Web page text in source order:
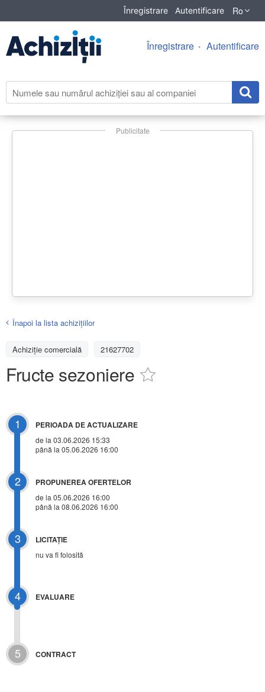
Înregistrare Autentificare Ro
Înregistrare Autentificare
Publicitate
Înapoi la lista achiziţiilor
Achizițiе comercială 21627702
Fructe sezoniere
1 PERIOADA DE ACTUALIZARE
de la 03.06.2026 15:33
până la 05.06.2026 16:00
2 PROPUNEREA OFERTELOR
de la 05.06.2026 16:00
până la 08.06.2026 16:00
3 LICITAŢIE
nu va fi folosită
4 EVALUARE
5 CONTRACT